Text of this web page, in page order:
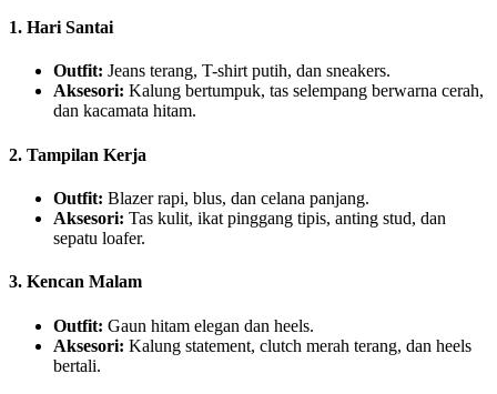
1. Hari Santai
Outfit: Jeans terang, T-shirt putih, dan sneakers.
Aksesori: Kalung bertumpuk, tas selempang berwarna cerah,
dan kacamata hitam.
2. Tampilan Kerja
Outfit: Blazer rapi, blus, dan celana panjang.
Aksesori: Tas kulit, ikat pinggang tipis, anting stud, dan
sepatu loafer.
3. Kencan Malam
Outfit: Gaun hitam elegan dan heels.
Aksesori: Kalung statement, clutch merah terang, dan heels
bertali.